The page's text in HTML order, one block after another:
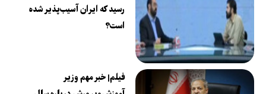
رسید که ایران آسیب‌پذیر شده
است؟
فیلم| خبر مهم وزیر